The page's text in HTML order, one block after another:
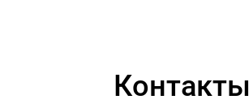
Контакты